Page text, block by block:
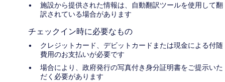
施設から提供された情報は、自動翻訳ツールを使用して翻
訳されている場合があります
チェックイン時に必要なもの
クレジットカード、デビットカードまたは現金による付随
費用のお支払いが必要です
場合により、政府発行の写真付き身分証明書をご提示いた
だく必要があります